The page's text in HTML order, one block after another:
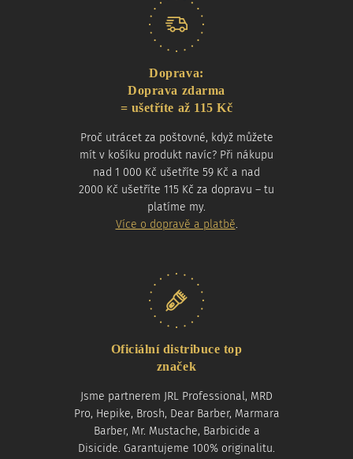
Doprava:
Doprava zdarma
= ušetříte až 115 Kč
Proč utrácet za poštovné, když můžete
mít v košíku produkt navíc? Při nákupu
nad 1 000 Kč ušetříte 59 Kč a nad
2000 Kč ušetříte 115 Kč za dopravu – tu
platíme my.
Více o dopravě a platbě.
Oficiální distribuce top
značek
Jsme partnerem JRL Professional, MRD
Pro, Hepike, Brosh, Dear Barber, Marmara
Barber, Mr. Mustache, Barbicide a
Disicide. Garantujeme 100% originalitu.